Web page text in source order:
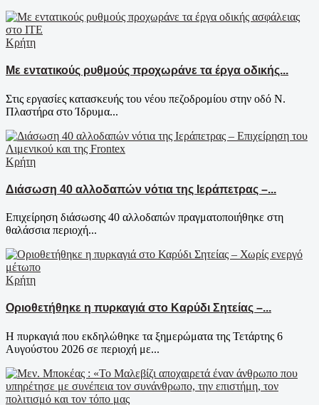
Κρήτη
Με εντατικούς ρυθμούς προχωράνε τα έργα οδικής...
Στις εργασίες κατασκευής του νέου πεζοδρομίου στην οδό Ν.
Πλαστήρα στο Ίδρυμα...
Κρήτη
Διάσωση 40 αλλοδαπών νότια της Ιεράπετρας –...
Επιχείρηση διάσωσης 40 αλλοδαπών πραγματοποιήθηκε στη
θαλάσσια περιοχή...
Κρήτη
Οριοθετήθηκε η πυρκαγιά στο Καρύδι Σητείας –...
Η πυρκαγιά που εκδηλώθηκε τα ξημερώματα της Τετάρτης 6
Αυγούστου 2026 σε περιοχή με...